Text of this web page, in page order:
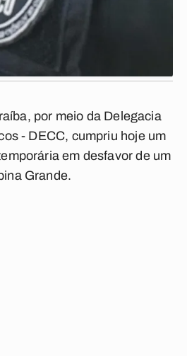
por meio da Delegacia
- DECC, cumpriu hoje um
em desfavor de um
Grande.